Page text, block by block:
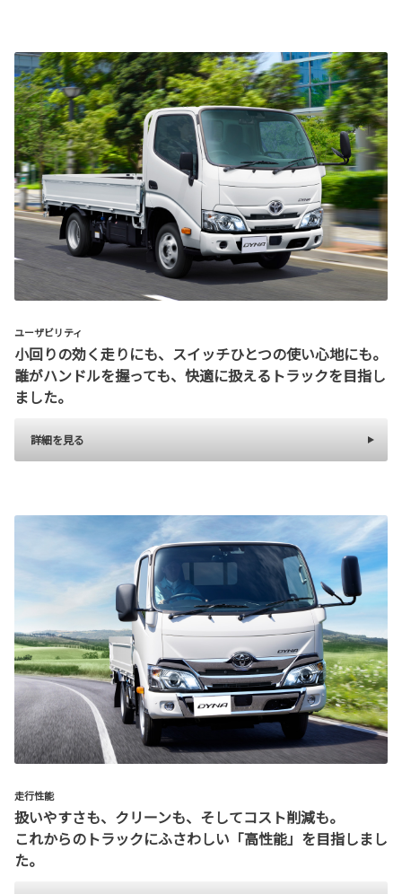
ユーザビリティ
小回りの効く走りにも、スイッチひとつの使い心地にも。
誰がハンドルを握っても、快適に扱えるトラックを目指し
ました。
詳細を見る
走行性能
扱いやすさも、クリーンも、そしてコスト削減も。
これからのトラックにふさわしい「高性能」を目指しまし
た。